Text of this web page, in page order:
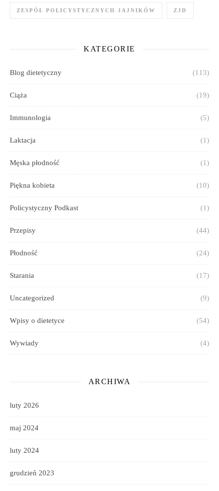
ZESPÓŁ POLICYSTYCZNYCH JAJNIKÓW ZJD
KATEGORIE
Blog dietetyczny (113)
Ciąża (19)
Immunologia (5)
Laktacja (1)
Męska płodność (1)
Piękna kobieta (10)
Policystyczny Podkast (1)
Przepisy (44)
Płodność (24)
Starania (17)
Uncategorized (9)
Wpisy o dietetyce (54)
Wywiady (4)
ARCHIWA
luty 2026
maj 2024
luty 2024
grudzień 2023